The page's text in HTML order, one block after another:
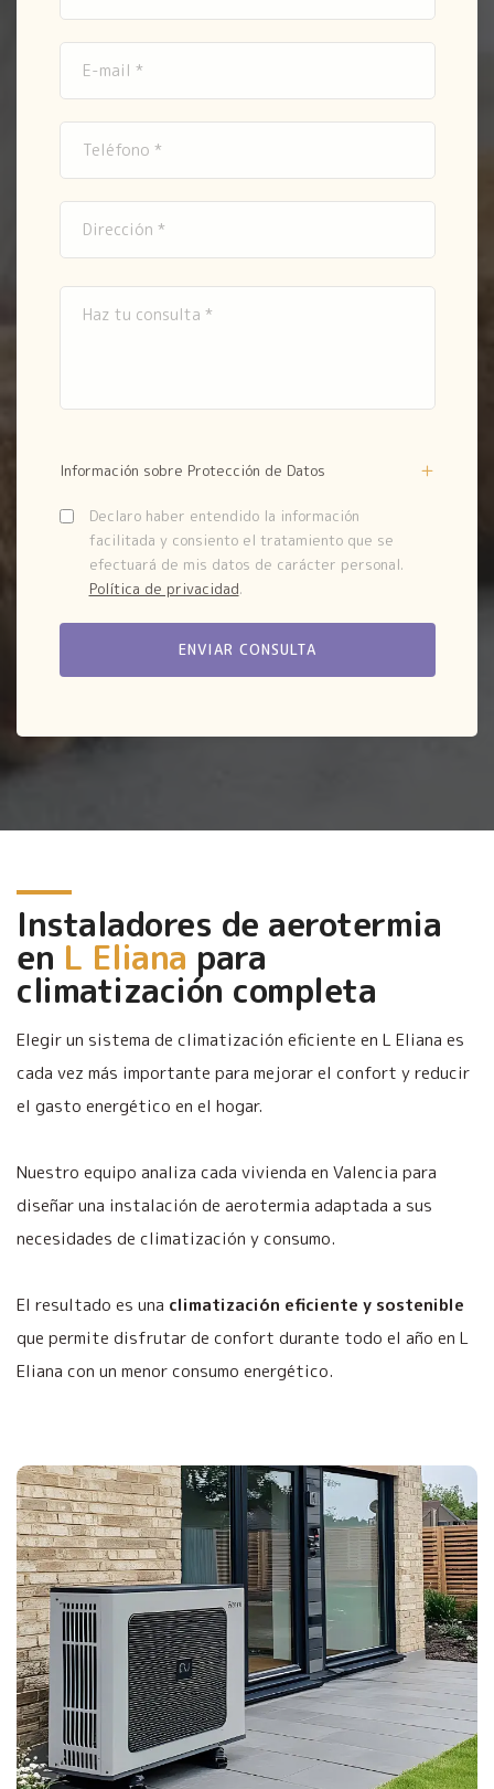
Información sobre Protección de Datos
Declaro haber entendido la información
facilitada y consiento el tratamiento que se
efectuará de mis datos de carácter personal.
Política de privacidad.
Instaladores de aerotermia
en L Eliana para
climatización completa
Elegir un sistema de climatización eficiente en L Eliana es
cada vez más importante para mejorar el confort y reducir
el gasto energético en el hogar.
Nuestro equipo analiza cada vivienda en Valencia para
diseñar una instalación de aerotermia adaptada a sus
necesidades de climatización y consumo.
El resultado es una climatización eficiente y sostenible
que permite disfrutar de confort durante todo el año en L
Eliana con un menor consumo energético.